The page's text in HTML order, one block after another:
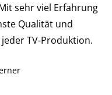
sehr viel Erfahrung
Qualität und
TV-Produktion.